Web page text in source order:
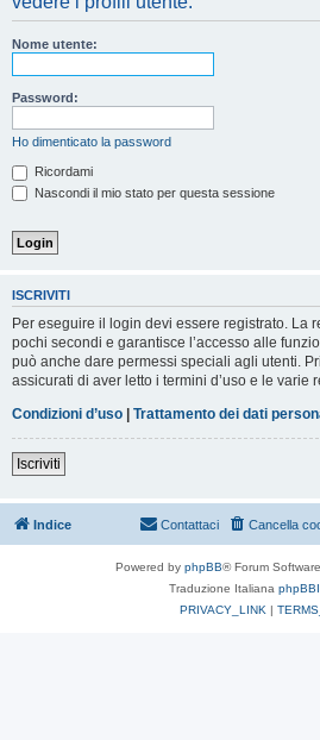
Nome utente:
Password:
Ho dimenticato la password
Ricordami
Nascondi il mio stato per questa sessione
ISCRIVITI
Per eseguire il login devi essere registrato. La
pochi secondi e garantisce l’accesso alle
può anche dare permessi speciali agli utenti.
assicurati di aver letto i termini d’uso e le varie
Condizioni d’uso | Trattamento dei dati
Iscriviti
Indice Cancella
Contattaci
Powered by phpBB® Forum
Traduzione Italiana
PRIVACY_LINK |